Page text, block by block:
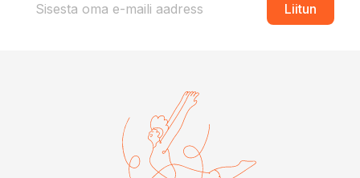
Liitun